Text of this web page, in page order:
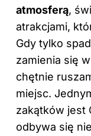
atmosferą,
atrakcjami,
Gdy tylko
zamienia się w
chętnie
miejsc.
zakątków jest
odbywa się